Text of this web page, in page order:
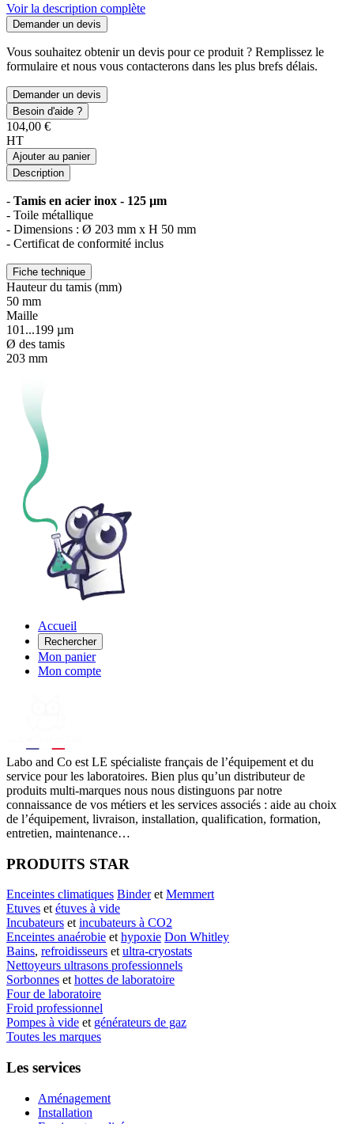
Voir la description complète
Demander un devis
Vous souhaitez obtenir un devis pour ce produit ? Remplissez le
formulaire et nous vous contacterons dans les plus brefs délais.
Demander un devis
Besoin d'aide ?
104,00 €
HT
Ajouter au panier
Description
- Tamis en acier inox - 125 µm
- Toile métallique
- Dimensions : Ø 203 mm x H 50 mm
- Certificat de conformité inclus
Fiche technique
Hauteur du tamis (mm)
50 mm
Maille
101...199 µm
Ø des tamis
203 mm
Accueil
Rechercher
Mon panier
Mon compte
Labo and Co est LE spécialiste français de l’équipement et du
service pour les laboratoires. Bien plus qu’un distributeur de
produits multi-marques nous nous distinguons par notre
connaissance de vos métiers et les services associés : aide au choix
de l’équipement, livraison, installation, qualification, formation,
entretien, maintenance…
PRODUITS STAR
Enceintes climatiques Binderet Memmert
Etuves et étuves à vide
Incubateurs et incubateurs à CO2
Enceintes anaérobie et hypoxie Don Whitley
Bains, refroidisseurs et ultra-cryostats
Nettoyeurs ultrasons professionnels
Sorbonnes et hottes de laboratoire
Four de laboratoire
Froid professionnel
Pompes à vide et générateurs de gaz
Toutes les marques
Les services
Aménagement
Installation